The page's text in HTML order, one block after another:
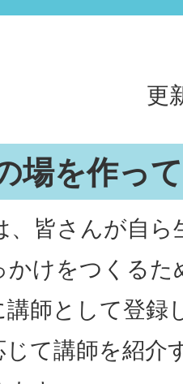
更
場を作っ
、皆さんが自
かけをつくるた
師として登録
て講師を紹介